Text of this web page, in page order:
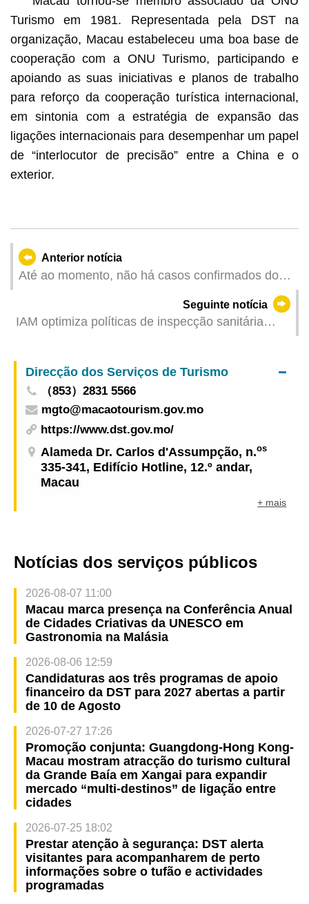
Turismo em 1981. Representada pela DST na
organização, Macau estabeleceu uma boa base de
cooperação com a ONU Turismo, participando e
apoiando as suas iniciativas e planos de trabalho
para reforço da cooperação turística internacional,
em sintonia com a estratégia de expansão das
ligações internacionais para desempenhar um papel
de “interlocutor de precisão” entre a China e o
exterior.
Anterior notícia
Até ao momento, não há casos confirmados do
alertam o público para não divulgar informações
sem confirmação oficial
Seguinte notícia
IAM optimiza políticas de inspecção sanitária
quarentena obrigatória a partir de 12 de Junho
Direcção dos Serviços de Turismo
（853）2831 5566
mgto@macaotourism.gov.mo
https://www.dst.gov.mo/
Alameda Dr. Carlos d'Assumpção, n.os
335-341, Edifício Hotline, 12.º andar,
Macau
+ mais
Notícias dos serviços públicos
2026-08-07 11:00
Macau marca presença na Conferência Anual
de Cidades Criativas da UNESCO em
Gastronomia na Malásia
2026-08-06 12:59
Candidaturas aos três programas de apoio
financeiro da DST para 2027 abertas a partir
de 10 de Agosto
2026-07-27 17:26
Promoção conjunta: Guangdong-Hong Kong-
Macau mostram atracção do turismo cultural
da Grande Baía em Xangai para expandir
mercado “multi-destinos” de ligação entre
cidades
2026-07-25 18:02
Prestar atenção à segurança: DST alerta
visitantes para acompanharem de perto
informações sobre o tufão e actividades
programadas